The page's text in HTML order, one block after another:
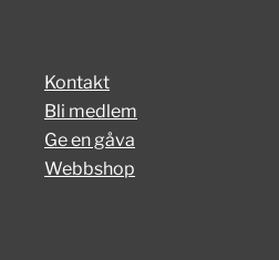
Kontakt
Bli medlem
Ge en gåva
Webbshop